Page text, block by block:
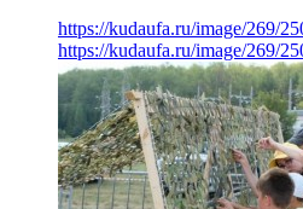
https://kudaufa.ru/image/269/
https://kudaufa.ru/image/269/